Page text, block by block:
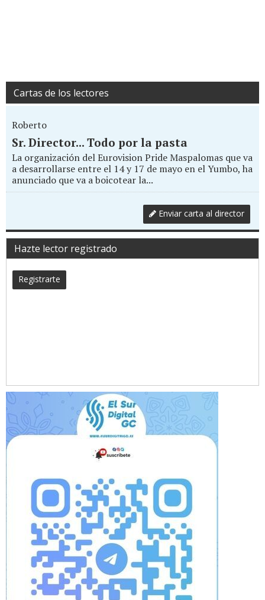
Cartas de los lectores
Roberto
Sr. Director... Todo por la pasta
La organización del Eurovision Pride Maspalomas que va
a desarrollarse entre el 14 y 17 de mayo en el Yumbo, ha
anunciado que va a boicotear la...
Enviar carta al director
Hazte lector registrado
Registrarte